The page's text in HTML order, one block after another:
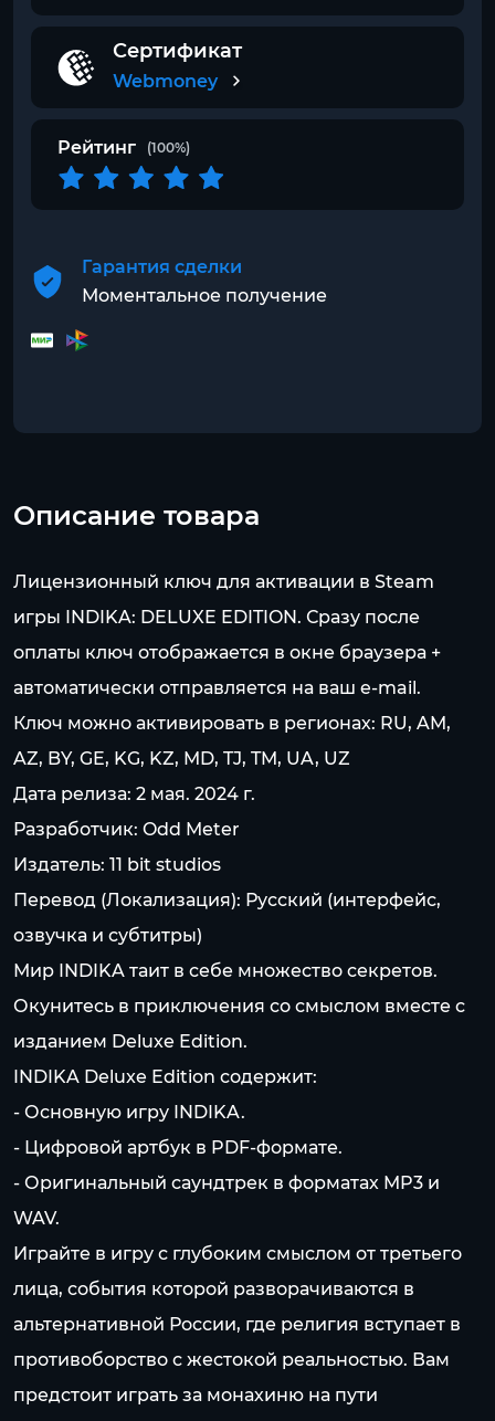
Сертификат
Webmoney
Рейтинг (100%)
Гарантия сделки
Моментальное получение
Описание товара
Лицензионный ключ для активации в Steam
игры INDIKA: DELUXE EDITION. Сразу после
оплаты ключ отображается в окне браузера +
автоматически отправляется на ваш e-mail.
Ключ можно активировать в регионах: RU, AM,
AZ, BY, GE, KG, KZ, MD, TJ, TM, UA, UZ
Дата релиза: 2 мая. 2024 г.
Разработчик: Odd Meter
Издатель: 11 bit studios
Перевод (Локализация): Русский (интерфейс,
озвучка и субтитры)
Мир INDIKA таит в себе множество секретов.
Окунитесь в приключения со смыслом вместе с
изданием Deluxe Edition.
INDIKA Deluxe Edition содержит:
- Основную игру INDIKA.
- Цифровой артбук в PDF-формате.
- Оригинальный саундтрек в форматах MP3 и
WAV.
Играйте в игру с глубоким смыслом от третьего
лица, события которой разворачиваются в
альтернативной России, где религия вступает в
противоборство с жестокой реальностью. Вам
предстоит играть за монахиню на пути